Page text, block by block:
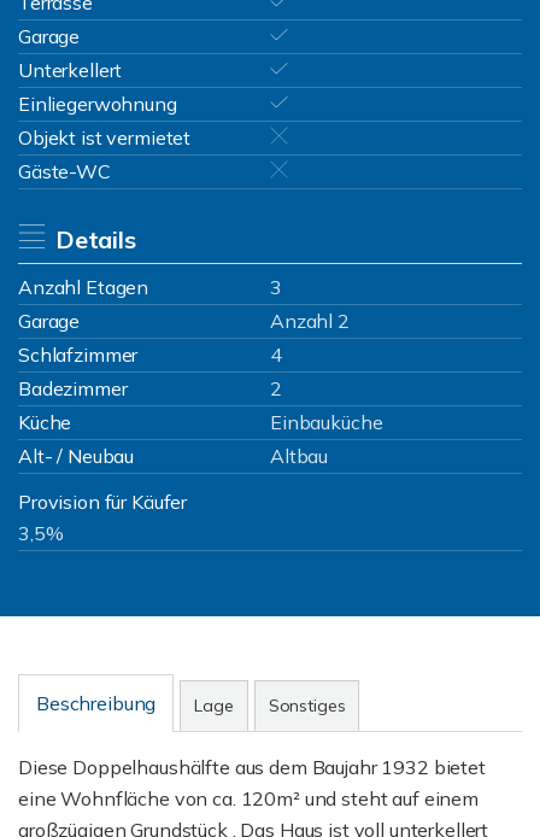
Garage
Unterkellert
Einliegerwohnung
Objekt ist vermietet
Gäste-WC
Details
Anzahl Etagen
3
Garage
Anzahl 2
Schlafzimmer
4
Badezimmer
2
Küche
Einbauküche
Alt- / Neubau
Altbau
Provision für Käufer
3,5%
Beschreibung Lage Sonstiges
Diese Doppelhaushälfte aus dem Baujahr 1932 bietet
eine Wohnfläche von ca. 120m² und steht auf einem
großzügigen Grundstück . Das Haus ist voll unterkellert